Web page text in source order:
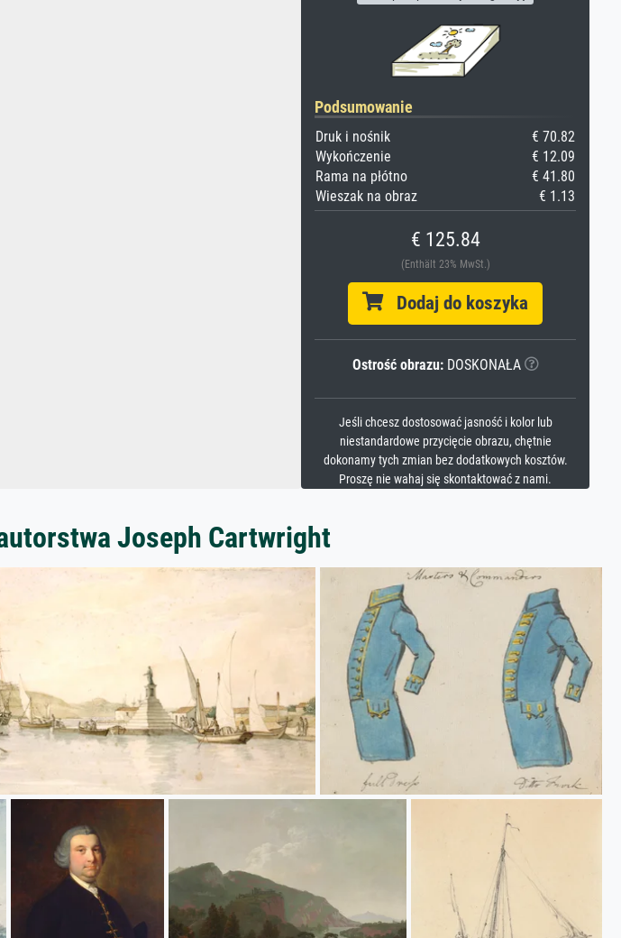
Podsumowanie
Druk i nośnik
€ 70.82
Wykończenie
€ 12.09
Rama na płótno
€ 41.80
Wieszak na obraz
€ 1.13
€ 125.84
(Enthält 23% MwSt.)
Dodaj do koszyka
Ostrość obrazu:DOSKONAŁA
Jeśli chcesz dostosować jasność i kolor lub
niestandardowe przycięcie obrazu, chętnie
dokonamy tych zmian bez dodatkowych kosztów.
Proszę nie wahaj się skontaktować z nami.
Joseph Cartwright